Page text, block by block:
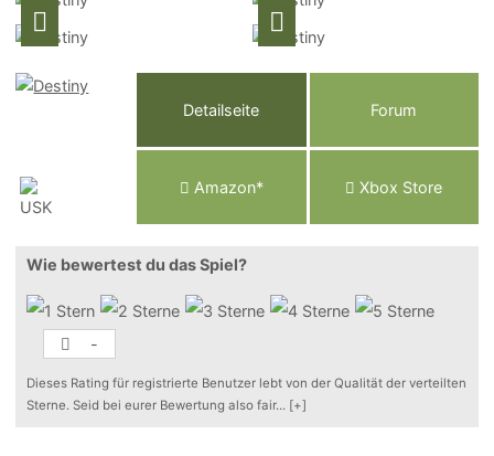
Detailseite Forum
Amazon* Xbox Store
Wie bewertest du das Spiel?
-
Dieses Rating für registrierte Benutzer lebt von der Qualität der verteilten
Sterne. Seid bei eurer Bewertung also fair... [+]